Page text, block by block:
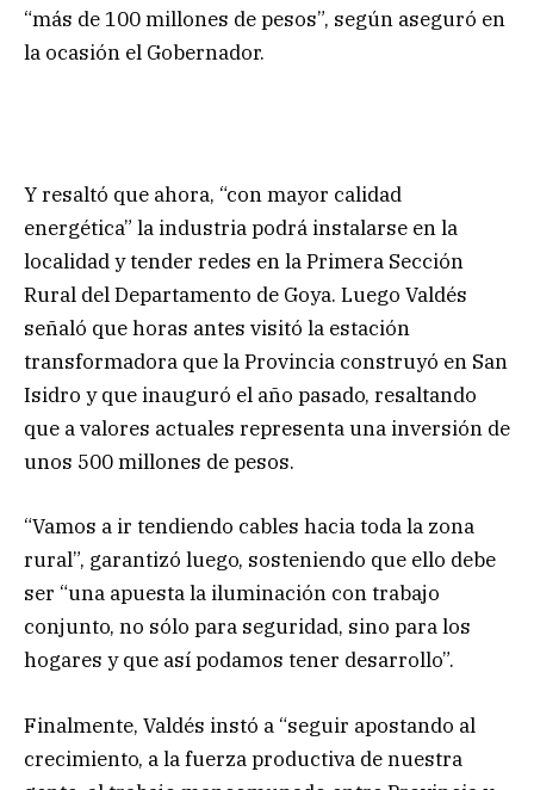
“más de 100 millones de pesos”, según aseguró en
la ocasión el Gobernador.
Y resaltó que ahora, “con mayor calidad
energética” la industria podrá instalarse en la
localidad y tender redes en la Primera Sección
Rural del Departamento de Goya. Luego Valdés
señaló que horas antes visitó la estación
transformadora que la Provincia construyó en San
Isidro y que inauguró el año pasado, resaltando
que a valores actuales representa una inversión de
unos 500 millones de pesos.
“Vamos a ir tendiendo cables hacia toda la zona
rural”, garantizó luego, sosteniendo que ello debe
ser “una apuesta la iluminación con trabajo
conjunto, no sólo para seguridad, sino para los
hogares y que así podamos tener desarrollo”.
Finalmente, Valdés instó a “seguir apostando al
crecimiento, a la fuerza productiva de nuestra